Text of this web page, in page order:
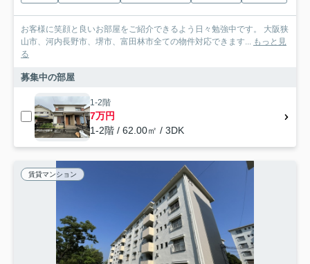
お客様に笑顔と良いお部屋をご紹介できるよう日々勉強中です。 大阪狭
山市、河内長野市、堺市、富田林市全ての物件対応できます...
もっと見
る
募集中の部屋
1-2階
7万円
1-2階 / 62.00㎡ / 3DK
賃貸マンション